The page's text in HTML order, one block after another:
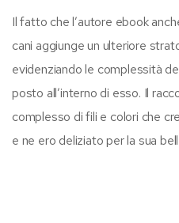
Il fatto che l’autore ebook
cani aggiunge un ulteriore
evidenziando le complessità
posto all’interno di esso. Il
complesso di fili e colori che
e ne ero deliziato per la sua